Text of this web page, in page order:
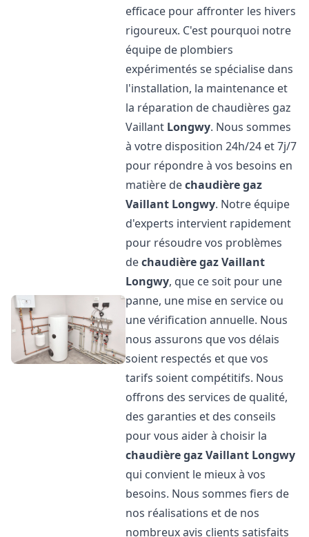
efficace pour affronter les hivers
rigoureux. C'est pourquoi notre
équipe de plombiers
expérimentés se spécialise dans
l'installation, la maintenance et
la réparation de chaudières gaz
Vaillant Longwy. Nous sommes
à votre disposition 24h/24 et 7j/7
pour répondre à vos besoins en
matière dechaudière gaz
Vaillant Longwy. Notre équipe
d'experts intervient rapidement
pour résoudre vos problèmes
dechaudière gaz Vaillant
Longwy, que ce soit pour une
panne, une mise en service ou
une vérification annuelle. Nous
nous assurons que vos délais
soient respectés et que vos
tarifs soient compétitifs. Nous
offrons des services de qualité,
des garanties et des conseils
pour vous aider à choisir la
chaudière gaz Vaillant Longwy
qui convient le mieux à vos
besoins. Nous sommes fiers de
nos réalisations et de nos
nombreux avis clients satisfaits